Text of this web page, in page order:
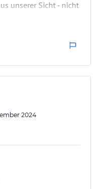
unserer Sicht - nicht
2024